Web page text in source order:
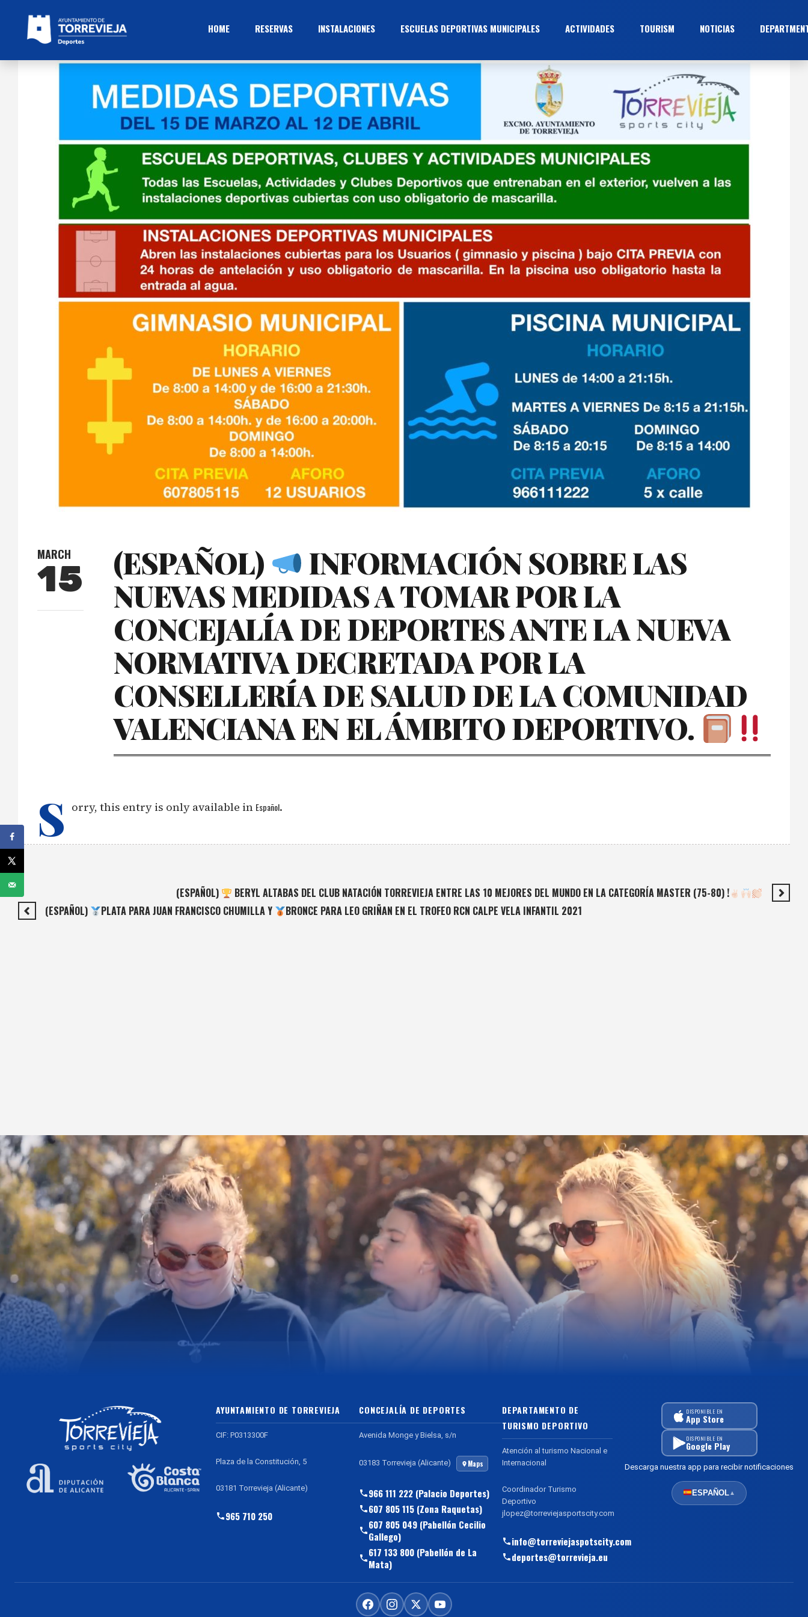
HOME RESERVAS INSTALACIONES ESCUELAS DEPORTIVAS MUNICIPALES ACTIVIDADES TOURISM NOTICIAS
MARCH
15 (ESPAÑOL)
INFORMACIÓN SOBRE LAS
NUEVAS MEDIDAS A TOMAR POR LA
CONCEJALÍA DE DEPORTES ANTE LA NUEVA
NORMATIVA DECRETADA POR LA
CONSELLERÍA DE SALUD DE LA COMUNIDAD
VALENCIANA EN EL ÁMBITO DEPORTIVO.
S orry, this entry is only available in Español.
(ESPAÑOL)
BERYL ALTABAS DEL CLUB NATACIÓN TORREVIEJA ENTRE LAS 10 MEJORES DEL MUNDO EN LA CATEGORÍA MASTER (75-80) !
(ESPAÑOL)
PLATA PARA JUAN FRANCISCO CHUMILLA Y BRONCE PARA LEO GRIÑAN EN EL TROFEO RCN CALPE VELA INFANTIL 2021
AYUNTAMIENTO DE TORREVIEJA
CIF: P0313300F
Plaza de la Constitución, 5
03181 Torrevieja (Alicante)
965 710 250
CONCEJALÍA DE DEPORTES
Avenida Monge y Bielsa, s/n
03183 Torrevieja (Alicante) Maps
966 111 222 (Palacio Deportes)
607 805 115 (Zona Raquetas)
607 805 049 (Pabellón Cecilio
Gallego)
617 133 800 (Pabellón de La
Mata)
DEPARTAMENTO DE
TURISMO DEPORTIVO
Atención al turismo Nacional e
Internacional
Coordinador Turismo
Deportivo
jlopez@torreviejasportscity.com
info@torreviejaspotscity.com
deportes@torrevieja.eu
DISPONIBLE EN
App Store
DISPONIBLE EN
Google Play
Descarga nuestra app para recibir notificaciones
ESPAÑOL▲